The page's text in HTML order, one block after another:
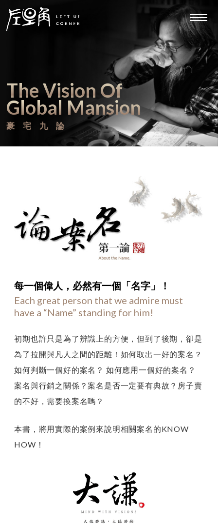
建築定位
齊瓦哥
ABOUT
齊攝影
PHOTOGRAPHY
齊思想
SEE YOU SEE ME
SEE YOU SEE ME
徵才 YOUTUBE
The Vision Of
Global Mansion
豪宅九論
第
一
論
：
論
案
名
每一個偉人， 必然有一個「名字」！
Each great person that we admire must
have a “Name” standing for him!
初期也許只是為了辨識上的方便，但到了後期，卻是
為了拉開與凡人之間的距離！如何取出一好的案名？
如何判斷一個好的案名？ 如何應用一個好的案名？
案名與行銷之關係？案名是否一定要有典故？房子賣
的不好，需要換案名嗎？
本書，將用實際的案例來說明相關案名的KNOW
HOW！